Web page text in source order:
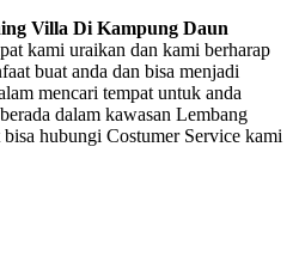
Villa Di Kampung Daun
kami uraikan dan kami berharap
buat anda dan bisa menjadi
mencari tempat untuk anda
dalam kawasan Lembang
hubungi Costumer Service kami